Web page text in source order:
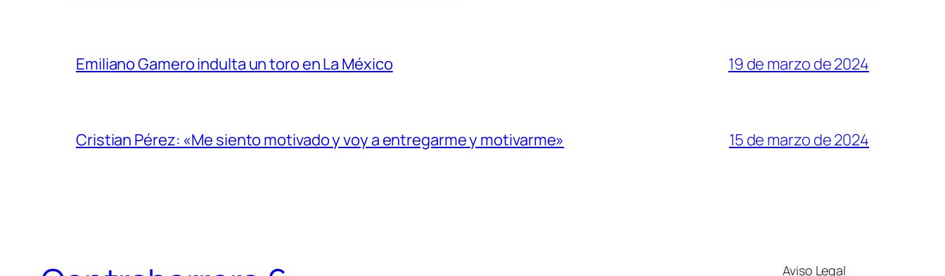
Emiliano Gamero indulta un toro en La México 19 de marzo de 2024
Cristian Pérez: «Me siento motivado y voy a entregarme y motivarme» 15 de marzo de 2024
Aviso Legal